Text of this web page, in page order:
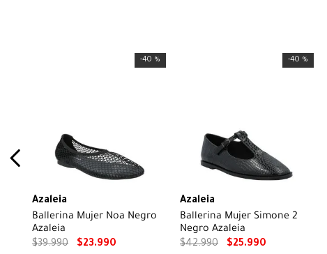
-40 %
Azaleia
Ballerina Mujer Noa Negro
Azaleia
$39.990 $23.990
-40 %
Azaleia
Ballerina Mujer Simone 2
Negro Azaleia
$42.990 $25.990